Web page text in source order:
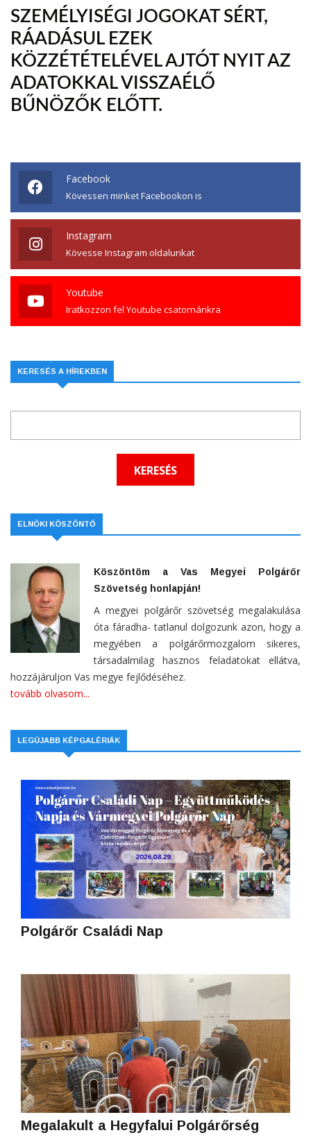
SZEMÉLYISÉGI JOGOKAT SÉRT,
RÁADÁSUL EZEK
KÖZZÉTÉTELÉVEL AJTÓT NYIT AZ
ADATOKKAL VISSZAÉLŐ
BŰNÖZŐK ELŐTT.
Facebook
Kövessen minket Facebookon is
Instagram
Kövesse Instagram oldalunkat
Youtube
Iratkozzon fel Youtube csatornánkra
KERESÉS A HÍREKBEN
ELNÖKI KÖSZÖNTŐ
Köszöntöm a Vas Megyei Polgárőr
Szövetség honlapján!
A megyei polgárőr szövetség megalakulása
óta fáradha- tatlanul dolgozunk azon, hogy a
megyében a polgárőrmozgalom sikeres,
társadalmilag hasznos feladatokat ellátva,
hozzájáruljon Vas megye fejlődéséhez.
tovább olvasom...
LEGÚJABB KÉPGALÉRIÁK
Polgárőr Családi Nap
Megalakult a Hegyfalui Polgárőrség